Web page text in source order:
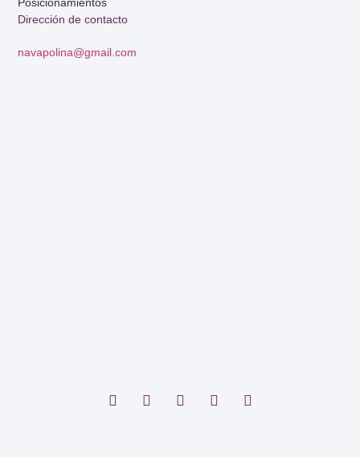
Dirección de contacto
navapolina@gmail.com